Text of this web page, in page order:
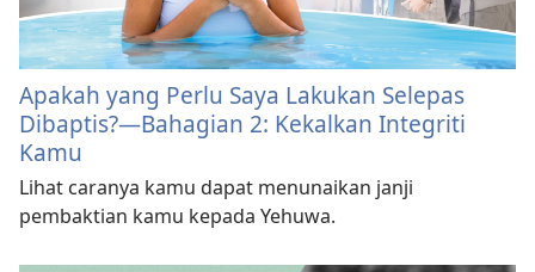
Apakah yang Perlu Saya Lakukan Selepas
Dibaptis?—Bahagian 2: Kekalkan Integriti
Kamu
Lihat caranya kamu dapat menunaikan janji
pembaktian kamu kepada Yehuwa.